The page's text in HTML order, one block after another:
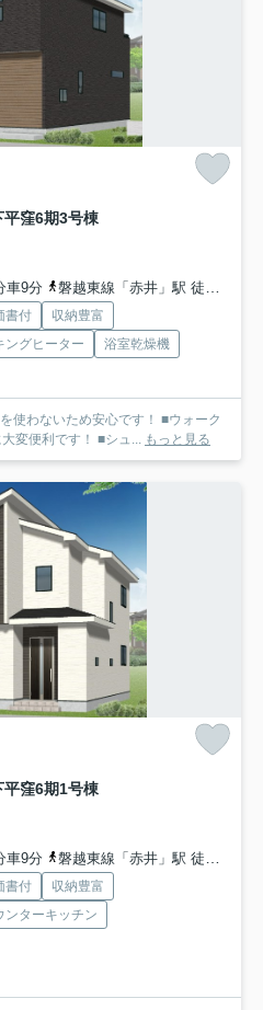
窪6期3号棟
車9分
磐越東線「赤井」駅 徒歩26分
書付
収納豊富
ングヒーター
浴室乾燥機
使わないため安心です！ ■ウォーク
変便利です！ ■シュ... もっと見る
窪6期1号棟
車9分
磐越東線「赤井」駅 徒歩26分
書付
収納豊富
ンターキッチン